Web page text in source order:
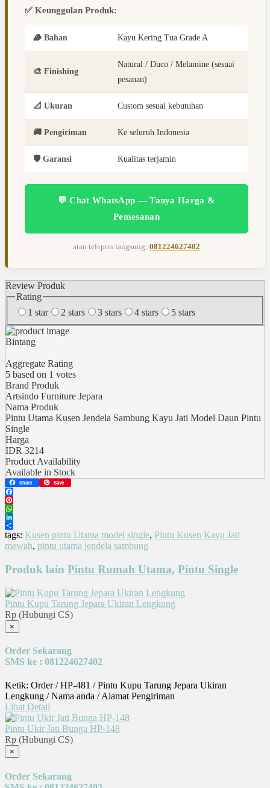
✅ Keunggulan Produk:
🪵 Bahan Kayu Kering Tua Grade A
🎨 Finishing
Natural / Duco / Melamine (sesuai
pesanan)
📐 Ukuran Custom sesuai kebutuhan
🚚 Pengiriman Ke seluruh Indonesia
🛡️ Garansi Kualitas terjamin
💬 Chat WhatsApp — Tanya Harga &
Pemesanan
atau telepon langsung: 081224627402
Review Produk
Rating
1 star
2 stars 3 stars 4 stars 5 stars
Bintang
Aggregate Rating
5 based on 1 votes
Brand Produk
Artsindo Furniture Jepara
Nama Produk
Pintu Utama Kusen Jendela Sambung Kayu Jati Model Daun Pintu
Single
Harga
IDR 3214
Product Availability
Available in Stock
Share Save
Facebook
Pinterest
WhatsApp
LinkedIn
Share
tags: Kusen pintu Utama model single, Pintu Kusen Kayu Jati
mewah, pintu utama jendela sambung
Produk lain Pintu Rumah Utama, Pintu Single
Pintu Kupu Tarung Jepara Ukiran Lengkung
Rp (Hubungi CS)
×
Order Sekarang
SMS ke : 081224627402
Ketik: Order / HP-481 / Pintu Kupu Tarung Jepara Ukiran
Lengkung / Nama anda / Alamat Pengiriman
Lihat Detail
Pintu Ukir Jati Bunga HP-148
Rp (Hubungi CS)
×
Order Sekarang